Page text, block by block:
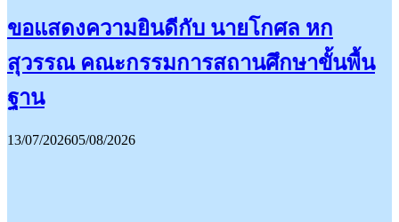
ขอแสดงความยินดีกับ นายโกศล หก
สุวรรณ คณะกรรมการสถานศึกษาขั้นพื้น
ฐาน
13/07/202605/08/2026